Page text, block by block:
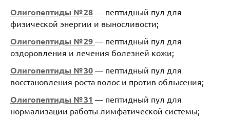
Олигопептиды № 28 — пептидный пул для
физической энергии и выносливости;
Олигопептиды № 29 — пептидный пул для
оздоровления и лечения болезней кожи;
Олигопептиды № 30 — пептидный пул для
восстановления роста волос и против облысения;
Олигопептиды № 31 — пептидный пул для
нормализации работы лимфатической системы;